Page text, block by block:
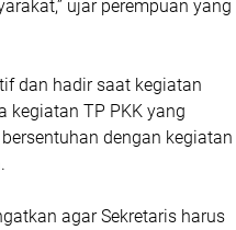
ujar perempuan yang
dan hadir saat kegiatan
kegiatan TP PKK yang
dengan kegiatan
agar Sekretaris harus